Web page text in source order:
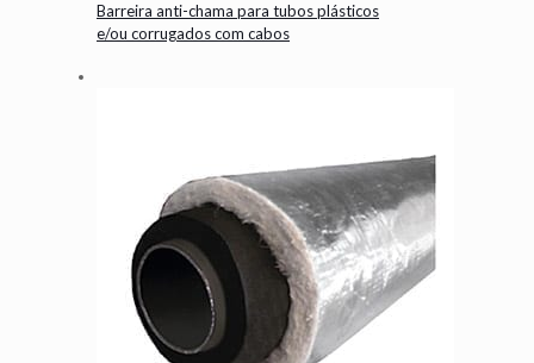
Barreira anti-chama para tubos plásticos
e/ou corrugados com cabos